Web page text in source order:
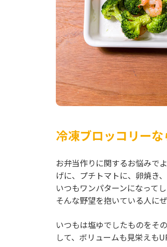
冷凍ブロッコリー
お弁当作りに関するお悩みで
げに、プチトマトに、卵焼き
いつもワンパターンになって
そんな野望を抱いている人に
いつもは塩ゆでしたものをそ
して、ボリュームも見栄えも